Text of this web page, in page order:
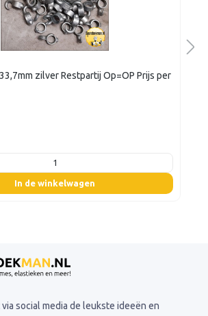
zilver Restpartij Op=OP Prijs per
In de winkelwagen
social media de leukste ideeën en